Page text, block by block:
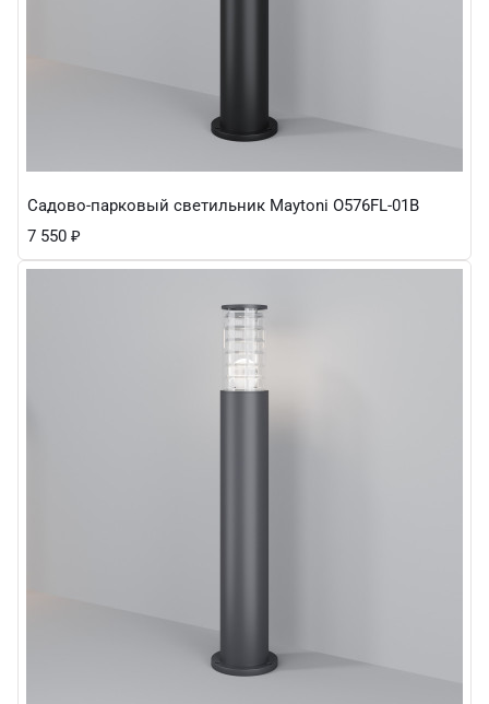
Садово-парковый светильник Maytoni O576FL-01B
7 550 ₽